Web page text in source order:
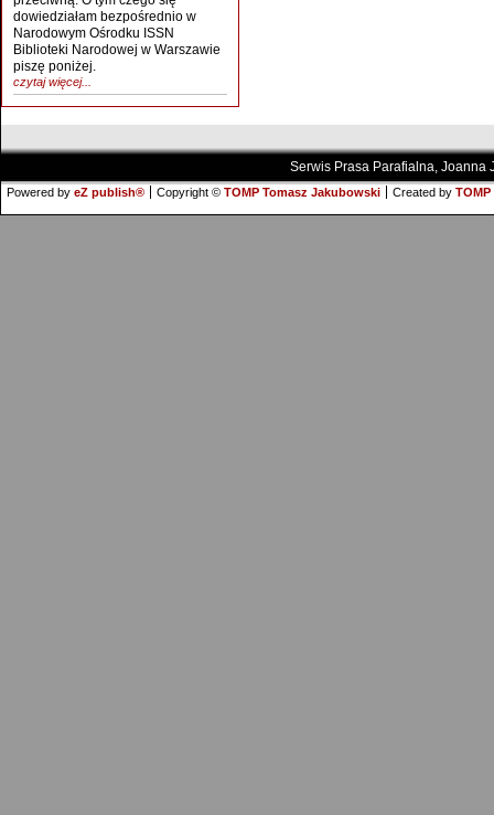
dowiedziałam bezpośrednio w
Narodowym Ośrodku ISSN
Biblioteki Narodowej w Warszawie
piszę poniżej.
czytaj więcej...
Serwis Prasa Parafialna, Joanna
Powered by eZ publish® Copyright © TOMP Tomasz Jakubowski Created by TOMP